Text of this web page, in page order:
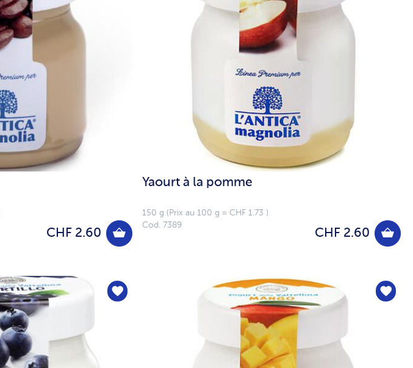
CHF 2.60
Yaourt à la pomme
150 g (Prix au 100 g = CHF 1.73 )
CHF 2.60
Cod. 7389